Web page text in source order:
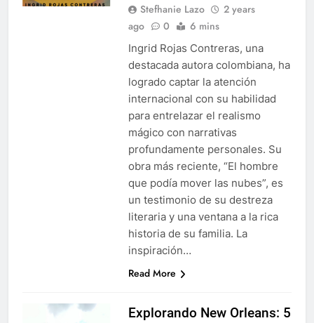
Stefhanie Lazo
2 years
ago
0 6 mins
Ingrid Rojas Contreras, una
destacada autora colombiana, ha
logrado captar la atención
internacional con su habilidad
para entrelazar el realismo
mágico con narrativas
profundamente personales. Su
obra más reciente, “El hombre
que podía mover las nubes”, es
un testimonio de su destreza
literaria y una ventana a la rica
historia de su familia. La
inspiración…
Read More
Explorando New Orleans: 5